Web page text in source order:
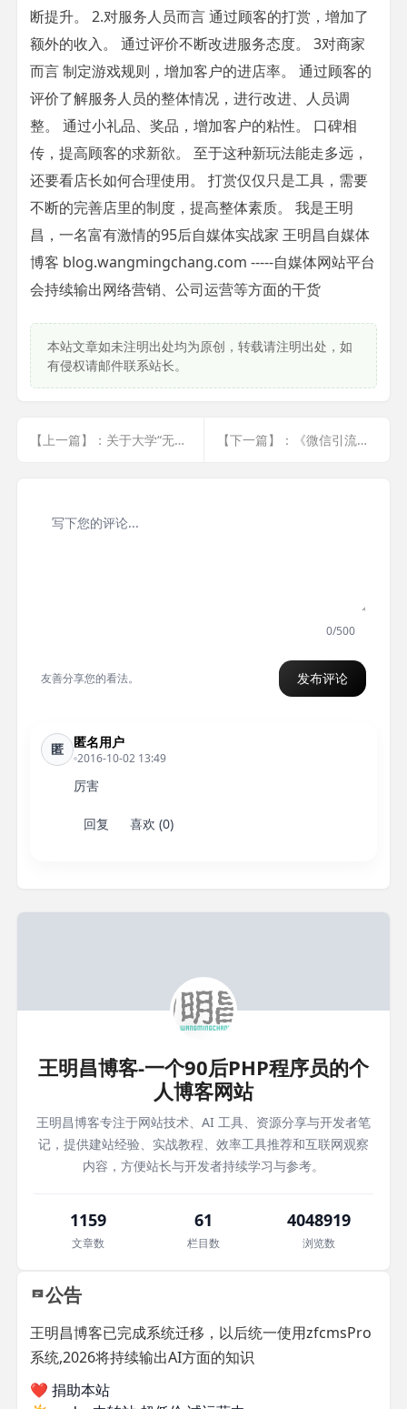
断提升。 2.对服务人员而言 通过顾客的打赏，增加了
额外的收入。 通过评价不断改进服务态度。 3对商家
而言 制定游戏规则，增加客户的进店率。 通过顾客的
评价了解服务人员的整体情况，进行改进、人员调
整。 通过小礼品、奖品，增加客户的粘性。 口碑相
传，提高顾客的求新欲。 至于这种新玩法能走多远，
还要看店长如何合理使用。 打赏仅仅只是工具，需要
不断的完善店里的制度，提高整体素质。 我是王明
昌，一名富有激情的95后自媒体实战家 王明昌自媒体
博客 blog.wangmingchang.com -----自媒体网站平台
会持续输出网络营销、公司运营等方面的干货
本站文章如未注明出处均为原创，转载请注明出处，如
有侵权请邮件联系站长。
【上一篇】：关于大学“无用论”，我不这么认为 【下一篇】：《微信引流与变现》PDF版
0/500
友善分享您的看法。 发布评论
匿 匿名用户
2016-10-02 13:49
厉害
回复 喜欢 (0)
王明昌博客-一个90后PHP程序员的个
人博客网站
王明昌博客专注于网站技术、AI 工具、资源分享与开发者笔
记，提供建站经验、实战教程、效率工具推荐和互联网观察
内容，方便站长与开发者持续学习与参考。
1159
文章数
61
栏目数
4048919
浏览数
公告
王明昌博客已完成系统迁移，以后统一使用zfcmsPro
系统,2026将持续输出AI方面的知识
❤️ 捐助本站